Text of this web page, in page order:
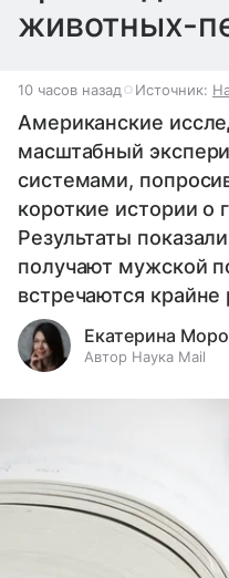
животных-
10 часов назад Источник:
Американские
масштабный
системами,
короткие истории о
Результаты
получают мужской
встречаются крайне
Екатерина
Автор Наука Mail